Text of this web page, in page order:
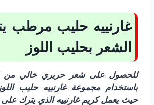
غارنييه حليب مرطب
الشعر بحليب اللوز
للحصول على شعر حريري خالي من
باستخدام مجموعة غارنييه حليب
حيث يعمل كريم غارنييه الذي يترك